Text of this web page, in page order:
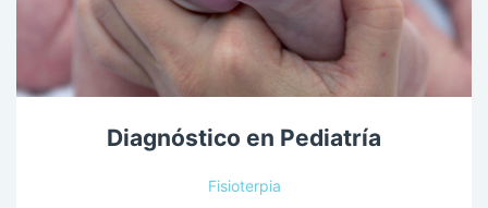
Diagnóstico en Pediatría
Fisioterpia